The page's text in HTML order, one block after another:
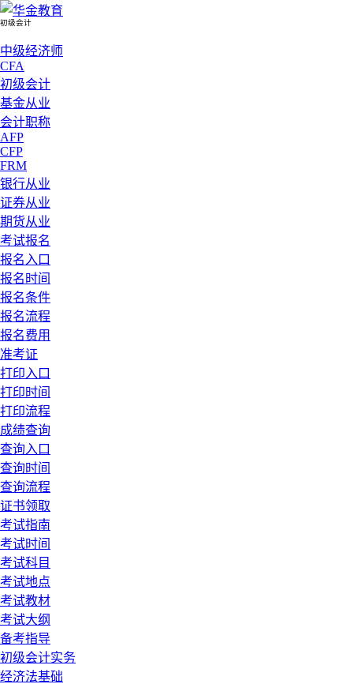
初级会计
中级经济师
CFA
初级会计
基金从业
会计职称
AFP
CFP
FRM
银行从业
证券从业
期货从业
考试报名
报名入口
报名时间
报名条件
报名流程
报名费用
准考证
打印入口
打印时间
打印流程
成绩查询
查询入口
查询时间
查询流程
证书领取
考试指南
考试时间
考试科目
考试地点
考试教材
考试大纲
备考指导
初级会计实务
经济法基础